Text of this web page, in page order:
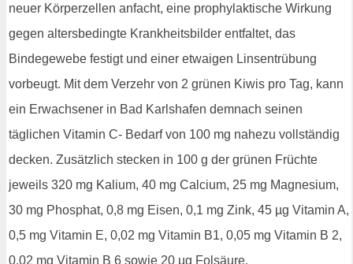
neuer Körperzellen anfacht, eine prophylaktische Wirkung
gegen altersbedingte Krankheitsbilder entfaltet, das
Bindegewebe festigt und einer etwaigen Linsentrübung
vorbeugt. Mit dem Verzehr von 2 grünen Kiwis pro Tag, kann
ein Erwachsener in Bad Karlshafen demnach seinen
täglichen Vitamin C- Bedarf von 100 mg nahezu vollständig
decken. Zusätzlich stecken in 100 g der grünen Früchte
jeweils 320 mg Kalium, 40 mg Calcium, 25 mg Magnesium,
30 mg Phosphat, 0,8 mg Eisen, 0,1 mg Zink, 45 µg Vitamin A,
0,5 mg Vitamin E, 0,02 mg Vitamin B1, 0,05 mg Vitamin B 2,
0,02 mg Vitamin B 6 sowie 20 µg Folsäure.